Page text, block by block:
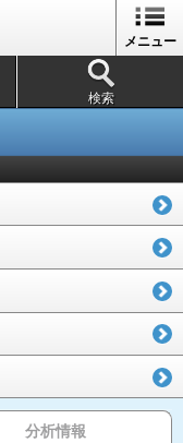
メニュー
検索
分析情報